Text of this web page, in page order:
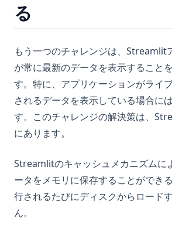
る
もう一つのチャレンジは、Streamlit
が常に最新のデータを表示すること
す。特に、アプリケーションがライ
されるデータを表示している場合に
す。このチャレンジの解決策は、
にあります。
Streamlitのキャッシュメカニズムに
ータをメモリに保存することができ
行されるたびにディスクからロード
ん。